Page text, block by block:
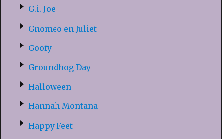
G.i.-Joe
Gnomeo en Juliet
Goofy
Groundhog Day
Halloween
Hannah Montana
Happy Feet